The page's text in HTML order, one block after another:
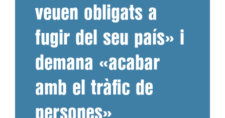
veuen obligats a
fugir del seu país» i
demana «acabar
amb el tràfic de
persones»